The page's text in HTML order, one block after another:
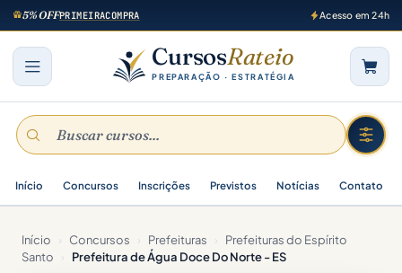
5% OFFPRIMEIRACOMPRA Acesso em 24h
CursosRateio
PREPARAÇÃO · ESTRATÉGIA
Início Concursos Inscrições Previstos Notícias Contato
Início › Concursos › Prefeituras ›
Prefeituras do Espírito
Santo
› Prefeitura de Água Doce Do Norte - ES